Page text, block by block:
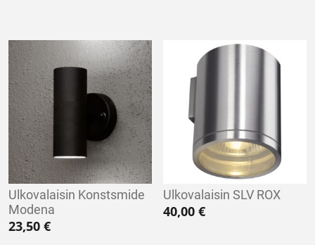
Ulkovalaisin Konstsmide
Modena
23,50 €
Ulkovalaisin SLV ROX
40,00€